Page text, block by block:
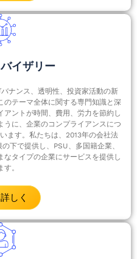
イザリー
ナンス、透明性、投資家活動の新
テーマ全体に関する専門知識と深
ントが時間、費用、労力を節約し
に、企業のコンプライアンスにつ
ます。私たちは、2013年の会社法
下で提供し、PSU、多国籍企業、
なタイプの企業にサービスを提供し
す。
しく